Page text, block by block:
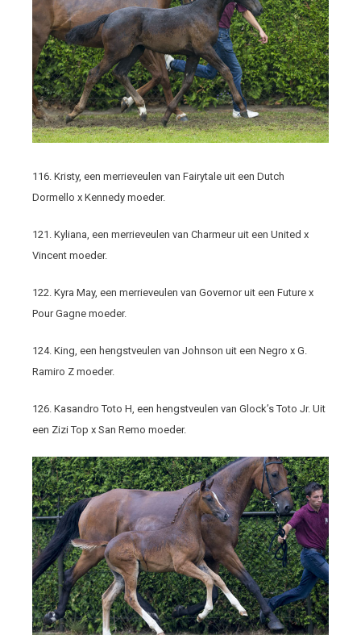
116. Kristy, een merrieveulen van Fairytale uit een Dutch
Dormello x Kennedy moeder.
121. Kyliana, een merrieveulen van Charmeur uit een United x
Vincent moeder.
122. Kyra May, een merrieveulen van Governor uit een Future x
Pour Gagne moeder.
124. King, een hengstveulen van Johnson uit een Negro x G.
Ramiro Z moeder.
126. Kasandro Toto H, een hengstveulen van Glock’s Toto Jr. Uit
een Zizi Top x San Remo moeder.